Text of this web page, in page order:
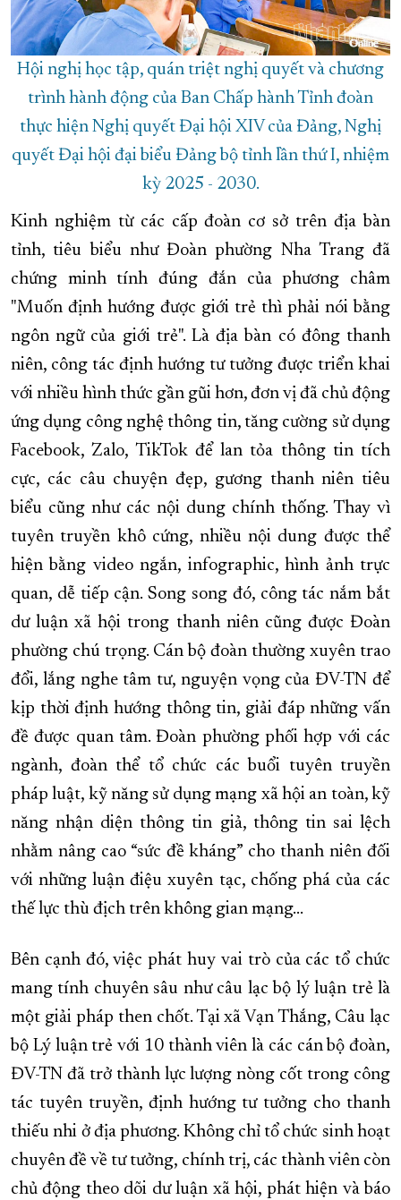
Hội nghị học tập, quán triệt nghị quyết và chương
trình hành động của Ban Chấp hành Tỉnh đoàn
thực hiện Nghị quyết Đại hội XIV của Đảng, Nghị
quyết Đại hội đại biểu Đảng bộ tỉnh lần thứ I, nhiệm
kỳ 2025 - 2030.
Kinh nghiệm từ các cấp đoàn cơ sở trên địa bàn
tỉnh, tiêu biểu như Đoàn phường Nha Trang đã
chứng minh tính đúng đắn của phương châm
"Muốn định hướng được giới trẻ thì phải nói bằng
ngôn ngữ của giới trẻ". Là địa bàn có đông thanh
niên, công tác định hướng tư tưởng được triển khai
với nhiều hình thức gần gũi hơn, đơn vị đã chủ động
ứng dụng công nghệ thông tin, tăng cường sử dụng
Facebook, Zalo, TikTok để lan tỏa thông tin tích
cực, các câu chuyện đẹp, gương thanh niên tiêu
biểu cũng như các nội dung chính thống. Thay vì
tuyên truyền khô cứng, nhiều nội dung được thể
hiện bằng video ngắn, infographic, hình ảnh trực
quan, dễ tiếp cận. Song song đó, công tác nắm bắt
dư luận xã hội trong thanh niên cũng được Đoàn
phường chú trọng. Cán bộ đoàn thường xuyên trao
đổi, lắng nghe tâm tư, nguyện vọng của ĐV-TN để
kịp thời định hướng thông tin, giải đáp những vấn
đề được quan tâm. Đoàn phường phối hợp với các
ngành, đoàn thể tổ chức các buổi tuyên truyền
pháp luật, kỹ năng sử dụng mạng xã hội an toàn, kỹ
năng nhận diện thông tin giả, thông tin sai lệch
nhằm nâng cao “sức đề kháng” cho thanh niên đối
với những luận điệu xuyên tạc, chống phá của các
thế lực thù địch trên không gian mạng...
Bên cạnh đó, việc phát huy vai trò của các tổ chức
mang tính chuyên sâu như câu lạc bộ lý luận trẻ là
một giải pháp then chốt. Tại xã Vạn Thắng, Câu lạc
bộ Lý luận trẻ với 10 thành viên là các cán bộ đoàn,
ĐV-TN đã trở thành lực lượng nòng cốt trong công
tác tuyên truyền, định hướng tư tưởng cho thanh
thiếu nhi ở địa phương. Không chỉ tổ chức sinh hoạt
chuyên đề về tư tưởng, chính trị, các thành viên còn
chủ động theo dõi dư luận xã hội, phát hiện và báo